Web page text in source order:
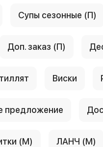
Супы сезонные (П)
Доп. заказ (П)
Виски
предложение
(М) ЛАНЧ (М)